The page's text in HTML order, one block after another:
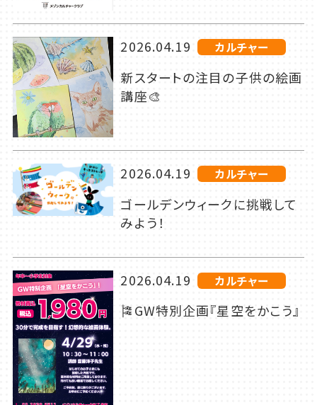
2026.04.19 カルチャー
新スタートの注目の子供の絵画
講座🎨
2026.04.19 カルチャー
ゴールデンウィークに挑戦して
みよう！
2026.04.19 カルチャー
🎏GW特別企画『星空をかこう』